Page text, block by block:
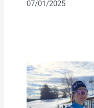
07/01/2025